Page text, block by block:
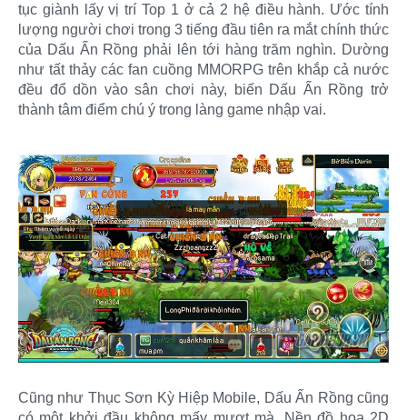
tục giành lấy vị trí Top 1 ở cả 2 hệ điều hành. Ước tính
lượng người chơi trong 3 tiếng đầu tiên ra mắt chính thức
của Dấu Ấn Rồng phải lên tới hàng trăm nghìn. Dường
như tất thảy các fan cuồng MMORPG trên khắp cả nước
đều đổ dồn vào sân chơi này, biến Dấu Ấn Rồng trở
thành tâm điểm chú ý trong làng game nhập vai.
Cũng như Thục Sơn Kỳ Hiệp Mobile, Dấu Ấn Rồng cũng